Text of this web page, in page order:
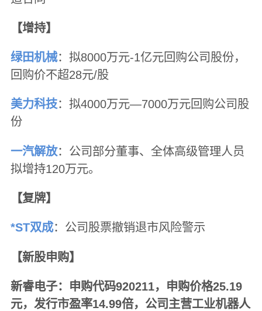
【增持】
绿田机械：拟8000万元-1亿元回购公司股份，
回购价不超28元/股
美力科技：拟4000万元—7000万元回购公司股
份
一汽解放：公司部分董事、全体高级管理人员
拟增持120万元。
【复牌】
*ST双成：公司股票撤销退市风险警示
【新股申购】
新睿电子：申购代码920211，申购价格25.19
元，发行市盈率14.99倍，公司主营工业机器人